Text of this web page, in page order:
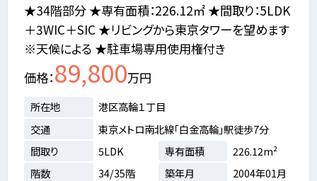
★34階部分 ★専有面積：226.12㎡ ★間取り：5LDK
＋3WIC＋SIC ★リビングから東京タワーを望めます
※天候による ★駐車場専用使用権付き
価格 89,800万円
所在地
港区高輪１丁目
交通
東京メトロ南北線「白金高輪」駅徒歩7分
間取り
5LDK 専有面積
226.12m²
階数
34/35階 築年月 2004年01月